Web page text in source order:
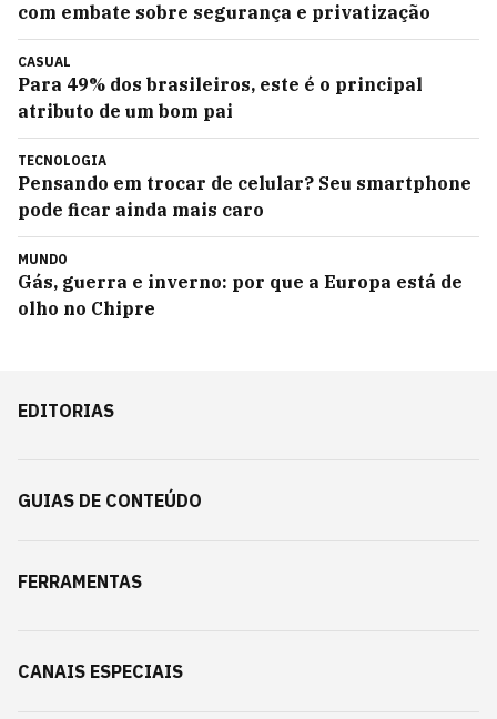
com embate sobre segurança e privatização
CASUAL
Para 49% dos brasileiros, este é o principal
atributo de um bom pai
TECNOLOGIA
Pensando em trocar de celular? Seu smartphone
pode ficar ainda mais caro
MUNDO
Gás, guerra e inverno: por que a Europa está de
olho no Chipre
EDITORIAS
GUIAS DE CONTEÚDO
FERRAMENTAS
CANAIS ESPECIAIS